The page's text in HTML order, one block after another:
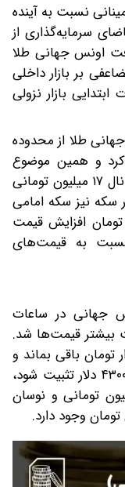
نسبت به آینده
سرمایه‌گذاری از
اونس جهانی طلا
بر بازار داخلی
بازار نزولی
طلا از محدوده
دلاری صعود کرد و همین موضوع
موجب شد قیمت طلا در بازار داخلی از کانال ۱۷ میلیون تومانی
بازار سکه نیز سکه امامی
و ربع سکه ۵۰۰ هزار تومان افزایش قیمت
به قیمت‌های
جهانی در ساعات
بیشتر قیمت‌ها شد.
اگر دلار در محدوده ۱۷۷ هزار تومان باقی بماند و
اونس جهانی طلا بتواند بالای محدوده ۴۳۰۰ دلار تثبیت شود،
قیمت طلا در کانال ۱۸ میلیون تومانی و نوسان